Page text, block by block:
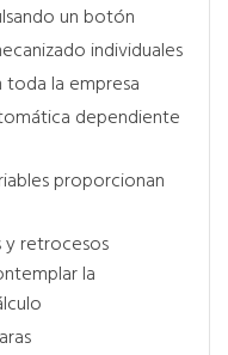
un botón
individuales
la empresa
dependiente
proporcionan
retrocesos
la